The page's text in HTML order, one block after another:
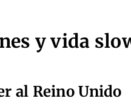
y vida
al Reino Unido